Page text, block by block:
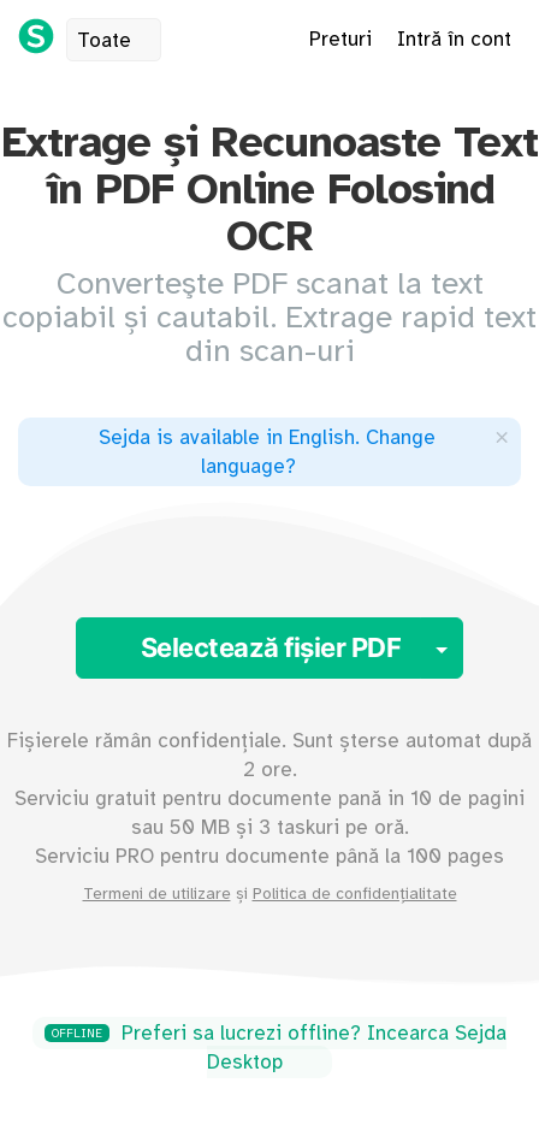
Toate Preturi Intră în cont
Extrage și Recunoaste Text
în PDF Online Folosind
OCR
Converteşte PDF scanat la text
copiabil și cautabil. Extrage rapid text
din scan-uri
Sejda is available in English. Change
language?
×
Selectează fișier PDF
Fișierele rămân confidențiale. Sunt șterse automat după
2 ore.
Serviciu gratuit pentru documente pană in 10 de pagini
sau 50 MB și 3 taskuri pe oră.
Serviciu PRO pentru documente până la 100 pages
Termeni de utilizare și Politica de confidențialitate
OFFLINE
Preferi sa lucrezi offline? Incearca Sejda
Desktop